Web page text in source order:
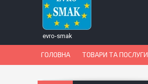
evro-smak
ГОЛОВНА ТОВАРИ ТА ПОСЛУГИ